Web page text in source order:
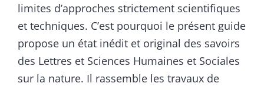
limites d’approches strictement scientifiques
et techniques. C’est pourquoi le présent guide
propose un état inédit et original des savoirs
des Lettres et Sciences Humaines et Sociales
sur la nature. Il rassemble les travaux de